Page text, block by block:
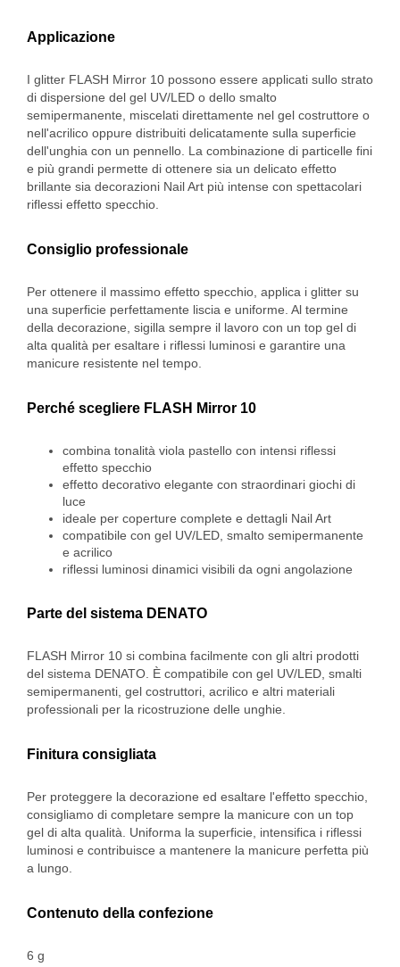
Applicazione
I glitter FLASH Mirror 10 possono essere applicati sullo strato
di dispersione del gel UV/LED o dello smalto
semipermanente, miscelati direttamente nel gel costruttore o
nell'acrilico oppure distribuiti delicatamente sulla superficie
dell'unghia con un pennello. La combinazione di particelle fini
e più grandi permette di ottenere sia un delicato effetto
brillante sia decorazioni Nail Art più intense con spettacolari
riflessi effetto specchio.
Consiglio professionale
Per ottenere il massimo effetto specchio, applica i glitter su
una superficie perfettamente liscia e uniforme. Al termine
della decorazione, sigilla sempre il lavoro con un top gel di
alta qualità per esaltare i riflessi luminosi e garantire una
manicure resistente nel tempo.
Perché scegliere FLASH Mirror 10
combina tonalità viola pastello con intensi riflessi
effetto specchio
effetto decorativo elegante con straordinari giochi di
luce
ideale per coperture complete e dettagli Nail Art
compatibile con gel UV/LED, smalto semipermanente
e acrilico
riflessi luminosi dinamici visibili da ogni angolazione
Parte del sistema DENATO
FLASH Mirror 10 si combina facilmente con gli altri prodotti
del sistema DENATO. È compatibile con gel UV/LED, smalti
semipermanenti, gel costruttori, acrilico e altri materiali
professionali per la ricostruzione delle unghie.
Finitura consigliata
Per proteggere la decorazione ed esaltare l'effetto specchio,
consigliamo di completare sempre la manicure con un top
gel di alta qualità. Uniforma la superficie, intensifica i riflessi
luminosi e contribuisce a mantenere la manicure perfetta più
a lungo.
Contenuto della confezione
6 g